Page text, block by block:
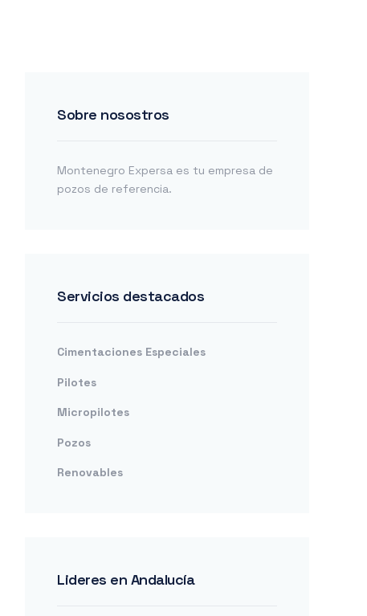
Sobre nosostros
Montenegro Expersa es tu empresa de
pozos de referencia.
Servicios destacados
Cimentaciones Especiales
Pilotes
Micropilotes
Pozos
Renovables
Lideres en Andalucía